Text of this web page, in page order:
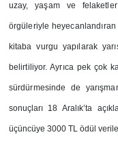
uzay, yaşam ve
örgüleriyle heyecanlandıran
kitaba vurgu yapılarak
belirtiliyor. Ayrıca pek çok
sürdürmesinde de
sonuçları 18 Aralık’ta
üçüncüye 3000 TL ödül